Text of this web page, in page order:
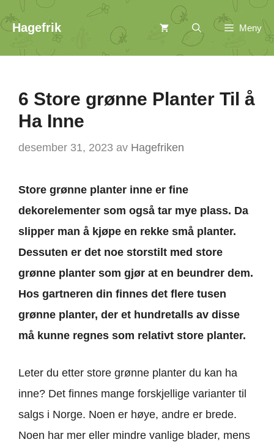
Hopp
til
innhold
Hagefrik Meny
6 Store grønne Planter Til å
Ha Inne
desember 31, 2023 av Hagefriken
Store grønne planter inne er fine
dekorelementer som også tar mye plass. Da
slipper man å kjøpe en rekke små planter.
Dessuten er det noe storstilt med store
grønne planter som gjør at en beundrer dem.
Hos gartneren din finnes det flere tusen
grønne planter, der et hundretalls av disse
må kunne regnes som relativt store planter.
Leter du etter store grønne planter du kan ha
inne? Det finnes mange forskjellige varianter til
salgs i Norge. Noen er høye, andre er brede.
Noen har mer eller mindre vanlige blader, mens